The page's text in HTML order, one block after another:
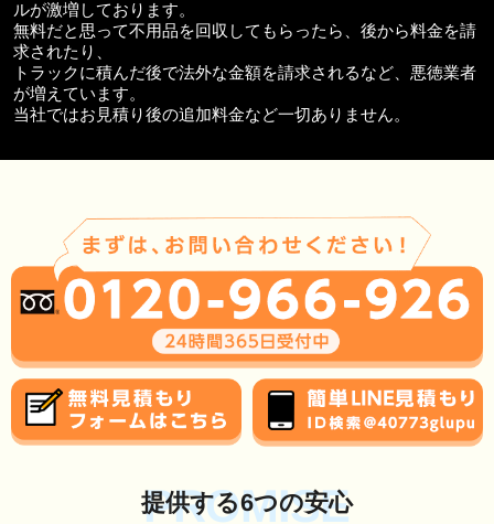
ルが激増しております。
無料だと思って不用品を回収してもらったら、後から料金を請
求されたり、
トラックに積んだ後で法外な金額を請求されるなど、悪徳業者
が増えています。
当社ではお見積り後の追加料金など一切ありません。
PROMISE
提供する6つの安心